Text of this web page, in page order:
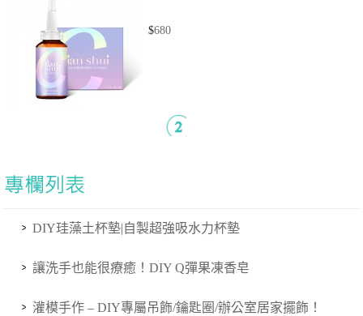
$680
DIY珪藻土杯墊|自製超強吸水力杯墊
讓洗手也能很療癒！DIY Q彈果凍香皂
灌模手作 – DIY專屬吊飾/鑰匙圈/辦公室居家擺飾！